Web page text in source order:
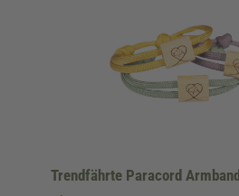
Trendfährte Paracord Armband